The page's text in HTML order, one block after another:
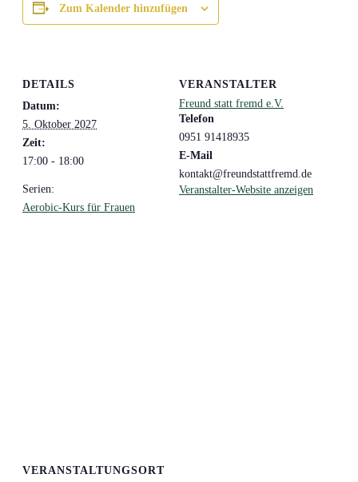
Zum Kalender hinzufügen
DETAILS
Datum:
5. Oktober 2027
Zeit:
17:00 - 18:00
Serien:
Aerobic-Kurs für Frauen
VERANSTALTER
Freund statt fremd e.V.
Telefon
0951 91418935
E-Mail
kontakt@freundstattfremd.de
Veranstalter-Website anzeigen
VERANSTALTUNGSORT